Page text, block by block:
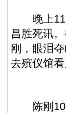
晚上11
昌胜死讯
刚，眼泪
去殡仪馆看
陈刚10